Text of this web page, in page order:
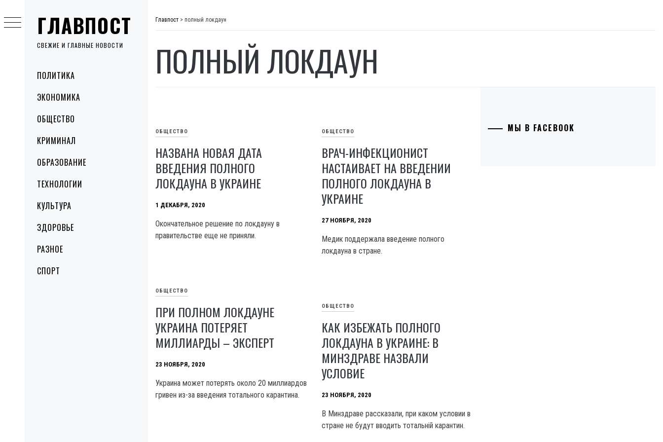
ГЛАВПОСТ
СВЕЖИЕ И ГЛАВНЫЕ НОВОСТИ
MenuПОЛИТИКА
ЭКОНОМИКА
ОБЩЕСТВО
КРИМИНАЛ
ОБРАЗОВАНИЕ
ТЕХНОЛОГИИ
КУЛЬТУРА
ЗДОРОВЬЕ
РАЗНОЕ
СПОРТ
to
content
Главпост > полный локдаун
ПОЛНЫЙ ЛОКДАУН
ОБЩЕСТВО
НАЗВАНА НОВАЯ ДАТА
ВВЕДЕНИЯ ПОЛНОГО
ЛОКДАУНА В УКРАИНЕ
1 ДЕКАБРЯ, 2020
Окончательное решение по локдауну в
правительстве еще не приняли.
ОБЩЕСТВО
ВРАЧ-ИНФЕКЦИОНИСТ
НАСТАИВАЕТ НА ВВЕДЕНИИ
ПОЛНОГО ЛОКДАУНА В
УКРАИНЕ
27 НОЯБРЯ, 2020
Медик поддержала введение полного
локдауна в стране.
ОБЩЕСТВО
ПРИ ПОЛНОМ ЛОКДАУНЕ
УКРАИНА ПОТЕРЯЕТ
МИЛЛИАРДЫ – ЭКСПЕРТ
23 НОЯБРЯ, 2020
Украина может потерять около 20 миллиардов
гривен из-за введения тотального карантина.
ОБЩЕСТВО
КАК ИЗБЕЖАТЬ ПОЛНОГО
ЛОКДАУНА В УКРАИНЕ: В
МИНЗДРАВЕ НАЗВАЛИ
УСЛОВИЕ
23 НОЯБРЯ, 2020
В Минздраве рассказали, при каком условии в
стране не будут вводить тотальній карантин.
МЫ В FACEBOOK